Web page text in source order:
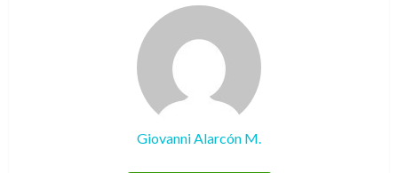
Giovanni Alarcón M.